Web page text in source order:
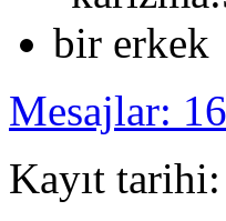
Mesajlar:
Kayıt